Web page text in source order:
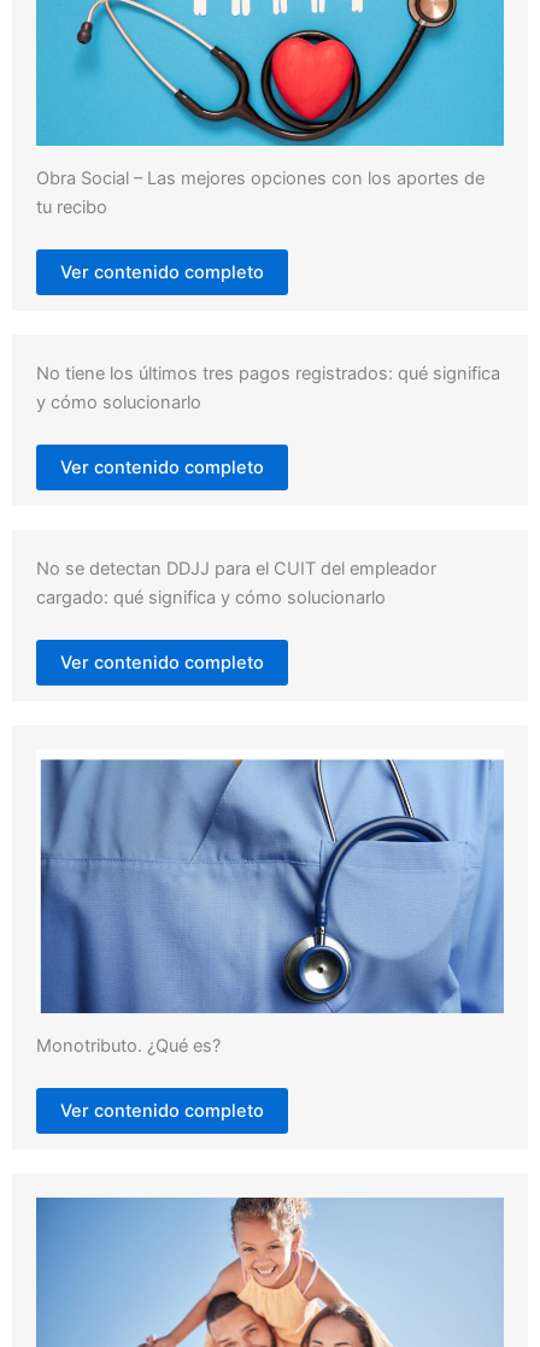
Obra Social – Las mejores opciones con los aportes de
tu recibo
Ver contenido completo
No tiene los últimos tres pagos registrados: qué significa
y cómo solucionarlo
Ver contenido completo
No se detectan DDJJ para el CUIT del empleador
cargado: qué significa y cómo solucionarlo
Ver contenido completo
Monotributo. ¿Qué es?
Ver contenido completo